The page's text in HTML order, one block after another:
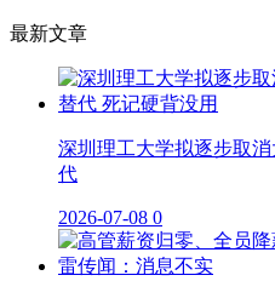
最新文章
深圳理工大学拟逐步取
代
2026-07-08 0